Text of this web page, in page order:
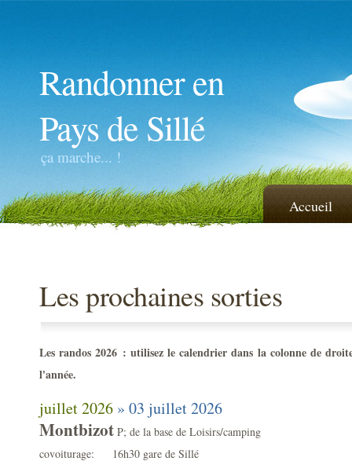
Randonner en
Pays de Sillé
ça marche... !
Accueil
Les prochaines sorties
Les randos 2026 : utilisez le calendrier dans la colonne de
l'année.
juillet 2026 » 03 juillet 2026
Montbizot P; de la base de Loisirs/camping
covoiturage: 16h30 gare de Sillé